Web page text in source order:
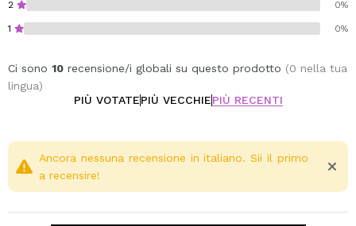
2 0%
1 0%
Ci sono 10 recensione/i globali su questo prodotto (0 nella tua
lingua)
PIÙ VOTATEPIÙ VECCHIEPIÙ RECENTI
Ancora nessuna recensione in italiano. Sii il primo
a recensire!